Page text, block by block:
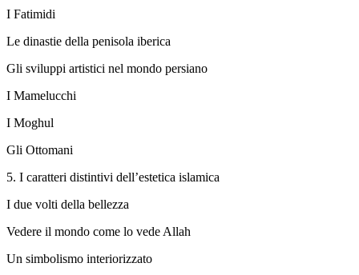
I Fatimidi
Le dinastie della penisola iberica
Gli sviluppi artistici nel mondo persiano
I Mamelucchi
I Moghul
Gli Ottomani
5. I caratteri distintivi dell’estetica islamica
I due volti della bellezza
Vedere il mondo come lo vede Allah
Un simbolismo interiorizzato